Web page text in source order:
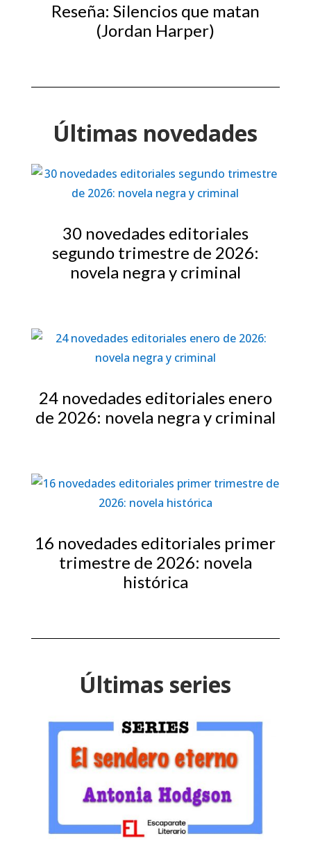
Reseña: Silencios que matan
(Jordan Harper)
Últimas novedades
30 novedades editoriales
segundo trimestre de 2026:
novela negra y criminal
24 novedades editoriales enero
de 2026: novela negra y criminal
16 novedades editoriales primer
trimestre de 2026: novela
histórica
Últimas series